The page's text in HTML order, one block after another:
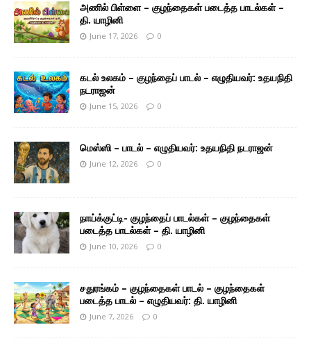
அணில் பிள்ளை – குழந்தைகள் படைத்த பாடல்கள் –
தி. யாழினி
June 17, 2026 0
கடல் உலகம் – குழந்தைப் பாடல் – எழுதியவர்: உதயநிதி
நடராஜன்
June 15, 2026 0
மெஸ்ஸி – பாடல் – எழுதியவர்: உதயநிதி நடராஜன்
June 12, 2026 0
நாய்க்குட்டி- குழந்தைப் பாடல்கள் – குழந்தைகள்
படைத்த பாடல்கள் – தி. யாழினி
June 10, 2026 0
சதுரங்கம் – குழந்தைகள் பாடல் – குழந்தைகள்
படைத்த பாடல் – எழுதியவர்: தி. யாழினி
June 7, 2026 0